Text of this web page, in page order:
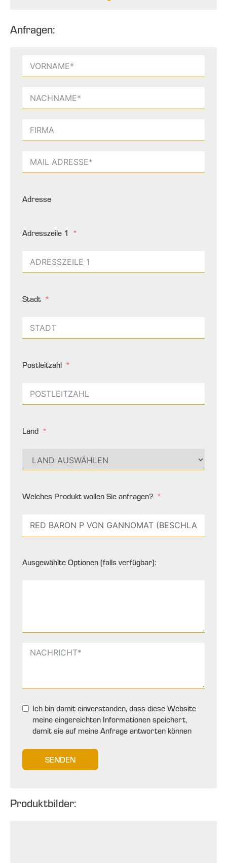
Anfragen:
Adresse
Adresszeile 1
Stadt
Postleitzahl
Land
Welches Produkt wollen Sie anfragen?
Ausgewählte Optionen (falls verfügbar):
Ich bin damit einverstanden, dass diese Website
meine eingereichten Informationen speichert,
damit sie auf meine Anfrage antworten können
SENDEN
Produktbilder: